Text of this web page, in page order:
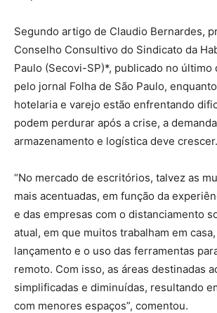
Segundo artigo de Claudio Bernardes,
Conselho Consultivo do Sindicato da
Paulo (Secovi-SP)*, publicado no último
pelo jornal Folha de São Paulo,
hotelaria e varejo estão enfrentando
podem perdurar após a crise, a
armazenamento e logística deve crescer.
“No mercado de escritórios, talvez as
mais acentuadas, em função da
e das empresas com o distanciamento
atual, em que muitos trabalham em
lançamento e o uso das ferramentas
remoto. Com isso, as áreas destinadas
simplificadas e diminuídas, resultando
com menores espaços”, comentou.